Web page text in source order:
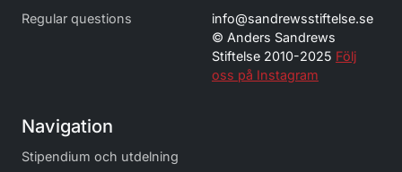
Regular questions info@sandrewsstiftelse.se
© Anders Sandrews
Stiftelse 2010-2025 Följ
oss på Instagram
Navigation
Stipendium och utdelning